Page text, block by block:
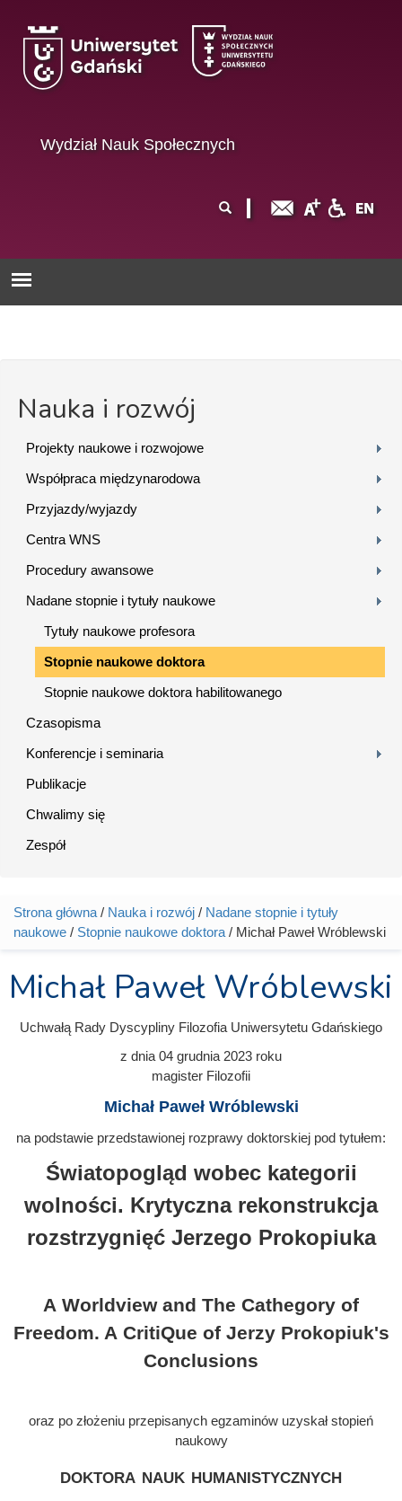
Wydział Nauk Społecznych
wyszukiwania
Nauka i rozwój
Projekty naukowe i rozwojowe
Współpraca międzynarodowa
Przyjazdy/wyjazdy
Centra WNS
Procedury awansowe
Nadane stopnie i tytuły naukowe
Tytuły naukowe profesora
Stopnie naukowe doktora
Stopnie naukowe doktora habilitowanego
Czasopisma
Konferencje i seminaria
Publikacje
Chwalimy się
Zespół
Jesteś tutaj
Strona główna / Nauka i rozwój / Nadane stopnie i tytuły
naukowe / Stopnie naukowe doktora / Michał Paweł Wróblewski
Michał Paweł Wróblewski
Uchwałą Rady Dyscypliny Filozofia Uniwersytetu Gdańskiego
z dnia 04 grudnia 2023 roku
magister Filozofii
Michał Paweł Wróblewski
na podstawie przedstawionej rozprawy doktorskiej pod tytułem:
Światopogląd wobec kategorii
wolności. Krytyczna rekonstrukcja
rozstrzygnięć Jerzego Prokopiuka
A Worldview and The Cathegory of
Freedom. A CritiQue of Jerzy Prokopiuk's
Conclusions
oraz po złożeniu przepisanych egzaminów uzyskał stopień
naukowy
doktora nauk humanistycznych